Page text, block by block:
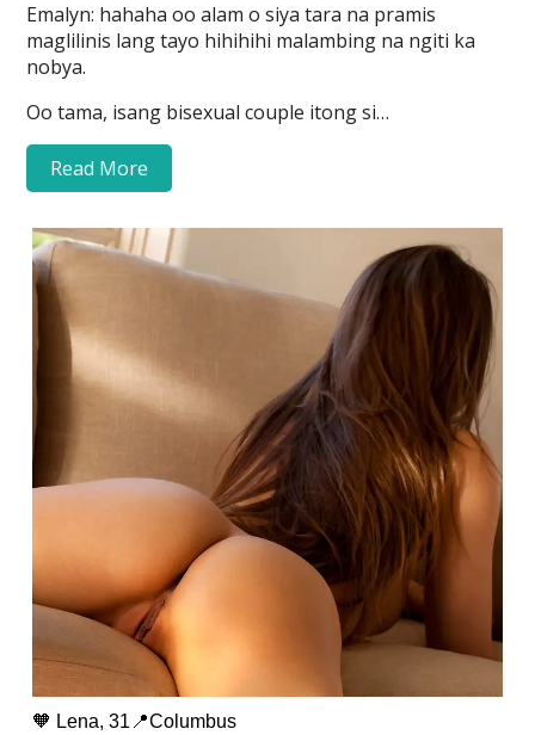
Emalyn: hahaha oo alam o siya tara na pramis
maglilinis lang tayo hihihihi malambing na ngiti ka
nobya.
Oo tama, isang bisexual couple itong si…
Read More
🧡 Lena, 31📍Columbus